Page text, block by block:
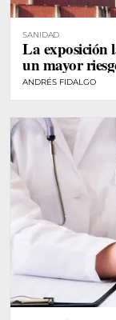
SANIDAD
La exposición
un mayor
ANDRÉS FIDALGO